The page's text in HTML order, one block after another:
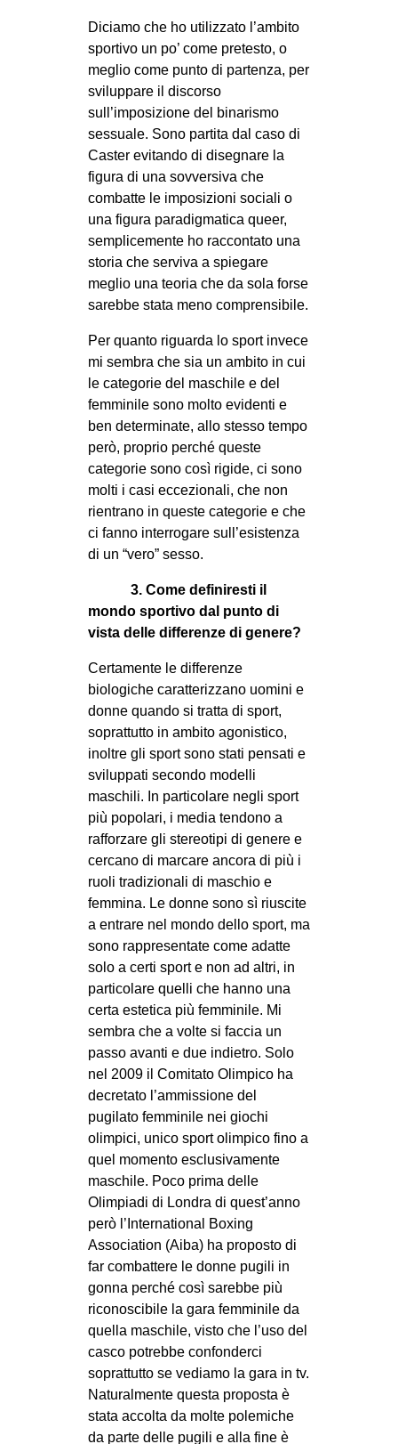
Diciamo che ho utilizzato l’ambito
sportivo un po’ come pretesto, o
meglio come punto di partenza, per
sviluppare il discorso
sull’imposizione del binarismo
sessuale. Sono partita dal caso di
Caster evitando di disegnare la
figura di una sovversiva che
combatte le imposizioni sociali o
una figura paradigmatica queer,
semplicemente ho raccontato una
storia che serviva a spiegare
meglio una teoria che da sola forse
sarebbe stata meno comprensibile.
Per quanto riguarda lo sport invece
mi sembra che sia un ambito in cui
le categorie del maschile e del
femminile sono molto evidenti e
ben determinate, allo stesso tempo
però, proprio perché queste
categorie sono così rigide, ci sono
molti i casi eccezionali, che non
rientrano in queste categorie e che
ci fanno interrogare sull’esistenza
di un “vero” sesso.
3. Come definiresti il
mondo sportivo dal punto di
vista delle differenze di genere?
Certamente le differenze
biologiche caratterizzano uomini e
donne quando si tratta di sport,
soprattutto in ambito agonistico,
inoltre gli sport sono stati pensati e
sviluppati secondo modelli
maschili. In particolare negli sport
più popolari, i media tendono a
rafforzare gli stereotipi di genere e
cercano di marcare ancora di più i
ruoli tradizionali di maschio e
femmina. Le donne sono sì riuscite
a entrare nel mondo dello sport, ma
sono rappresentate come adatte
solo a certi sport e non ad altri, in
particolare quelli che hanno una
certa estetica più femminile. Mi
sembra che a volte si faccia un
passo avanti e due indietro. Solo
nel 2009 il Comitato Olimpico ha
decretato l’ammissione del
pugilato femminile nei giochi
olimpici, unico sport olimpico fino a
quel momento esclusivamente
maschile. Poco prima delle
Olimpiadi di Londra di quest’anno
però l’International Boxing
Association (Aiba) ha proposto di
far combattere le donne pugili in
gonna perché così sarebbe più
riconoscibile la gara femminile da
quella maschile, visto che l’uso del
casco potrebbe confonderci
soprattutto se vediamo la gara in tv.
Naturalmente questa proposta è
stata accolta da molte polemiche
da parte delle pugili e alla fine è